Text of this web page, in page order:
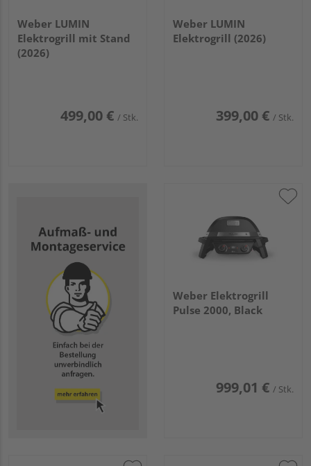
Weber LUMIN
Elektrogrill mit Stand
(2026)
499,00 € / Stk.
Weber LUMIN
Elektrogrill (2026)
399,00 € / Stk.
Weber Elektrogrill
Pulse 2000, Black
999,01 € / Stk.